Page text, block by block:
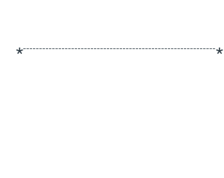
⋆┈┈┈┈┈┈┈┈┈┈┈┈┈┈┈⋆